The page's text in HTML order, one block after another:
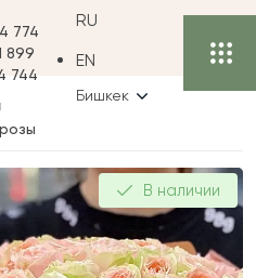
774
899
744
RU
EN
Бишкек
В наличии